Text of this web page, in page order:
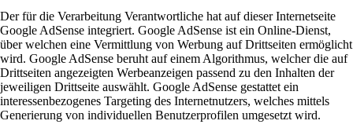
Der für die Verarbeitung Verantwortliche hat auf dieser Internetseite
Google AdSense integriert. Google AdSense ist ein Online-Dienst,
über welchen eine Vermittlung von Werbung auf Drittseiten ermöglicht
wird. Google AdSense beruht auf einem Algorithmus, welcher die auf
Drittseiten angezeigten Werbeanzeigen passend zu den Inhalten der
jeweiligen Drittseite auswählt. Google AdSense gestattet ein
interessenbezogenes Targeting des Internetnutzers, welches mittels
Generierung von individuellen Benutzerprofilen umgesetzt wird.